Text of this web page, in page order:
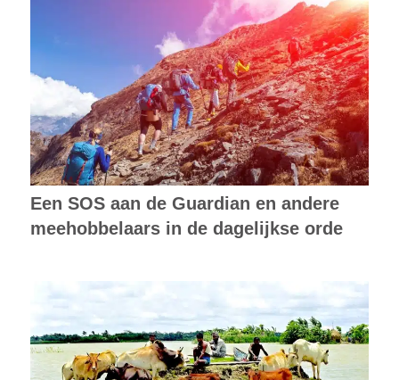
Een SOS aan de Guardian en andere
meehobbelaars in de dagelijkse orde